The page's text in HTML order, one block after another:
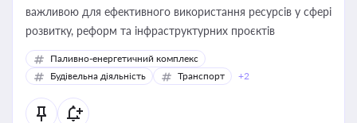
важливою для ефективного використання ресурсів у сфері
розвитку, реформ та інфраструктурних проєктів
Паливно-енергетичний комплекс
Будівельна діяльність
Транспорт +2